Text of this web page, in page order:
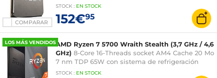
COMPARAR
ventilador - garantía del fabricante 3 años)
STOCK : EN STOCK
152€95
LOS MÁS VENDIDOS AMD Ryzen 7 5700 Wraith Stealth (3,7 GHz / 4,6
GHz) 8-Core 16-Threads socket AM4 Cache 20 Mo
7 nm TDP 65W con sistema de refrigeración
(versión en caja - 3 años de garantía del
STOCK : EN STOCK